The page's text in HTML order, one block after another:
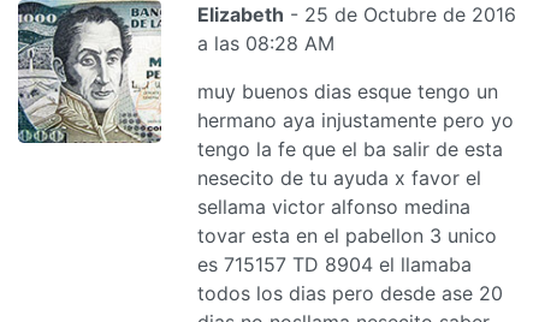
Elizabeth - 25 de Octubre de 2016
a las 08:28 AM
muy buenos dias esque tengo un
hermano aya injustamente pero yo
tengo la fe que el ba salir de esta
nesecito de tu ayuda x favor el
sellama victor alfonso medina
tovar esta en el pabellon 3 unico
es 715157 TD 8904 el llamaba
todos los dias pero desde ase 20